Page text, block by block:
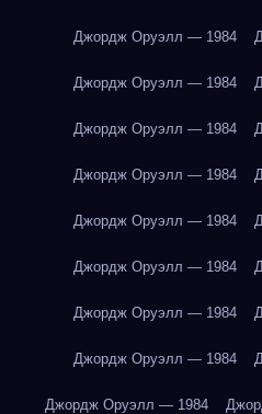
Джордж Оруэлл — 1984
Джордж Оруэлл — 1984
Джордж Оруэлл — 1984
Джордж Оруэлл — 1984
Джордж Оруэлл — 1984
Джордж Оруэлл — 1984
Джордж Оруэлл — 1984
Джордж Оруэлл — 1984
Джордж Оруэлл — 1984